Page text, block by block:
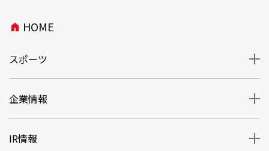
home HOME
スポーツ
企業情報
IR情報